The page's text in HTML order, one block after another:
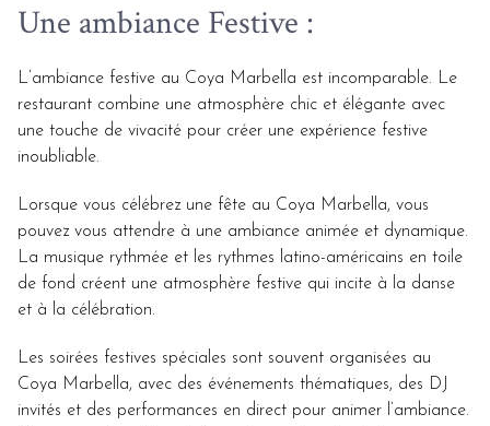
Une ambiance Festive :
L’ambiance festive au Coya Marbella est incomparable. Le
restaurant combine une atmosphère chic et élégante avec
une touche de vivacité pour créer une expérience festive
inoubliable.
Lorsque vous célébrez une fête au Coya Marbella, vous
pouvez vous attendre à une ambiance animée et dynamique.
La musique rythmée et les rythmes latino-américains en toile
de fond créent une atmosphère festive qui incite à la danse
et à la célébration.
Les soirées festives spéciales sont souvent organisées au
Coya Marbella, avec des événements thématiques, des DJ
invités et des performances en direct pour animer l’ambiance.